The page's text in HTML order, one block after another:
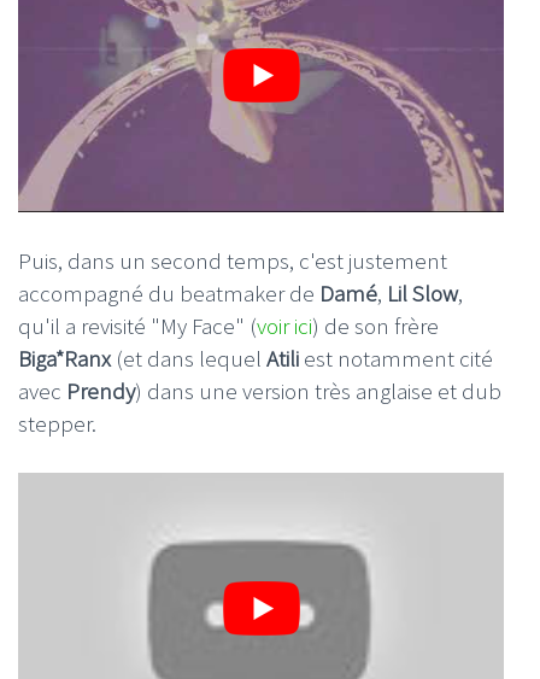
Puis, dans un second temps, c'est justement
accompagné du beatmaker de Damé, Lil Slow,
qu'il a revisité "My Face" (voir ici) de son frère
Biga*Ranx (et dans lequel Atili est notamment cité
avec Prendy) dans une version très anglaise et dub
stepper.